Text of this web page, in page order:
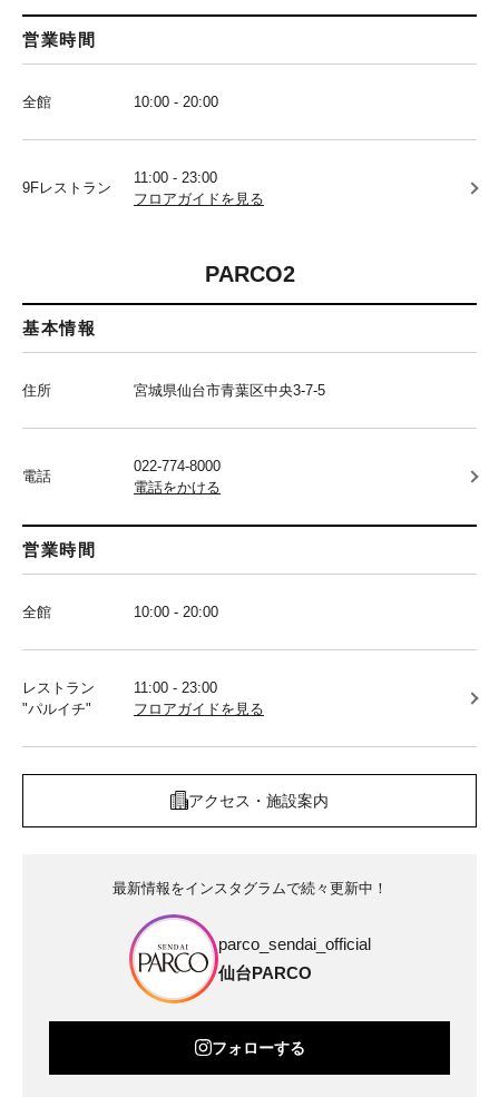
営業時間
全館 10:00 - 20:00
9Fレストラン
11:00 - 23:00
フロアガイドを見る
PARCO2
基本情報
住所 宮城県仙台市青葉区中央3-7-5
電話
022-774-8000
電話をかける
営業時間
全館 10:00 - 20:00
レストラン
"パルイチ"
11:00 - 23:00
フロアガイドを見る
アクセス・施設案内
最新情報をインスタグラムで続々更新中！
parco_sendai_official
仙台PARCO
フォローする